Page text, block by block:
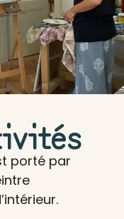
porté par